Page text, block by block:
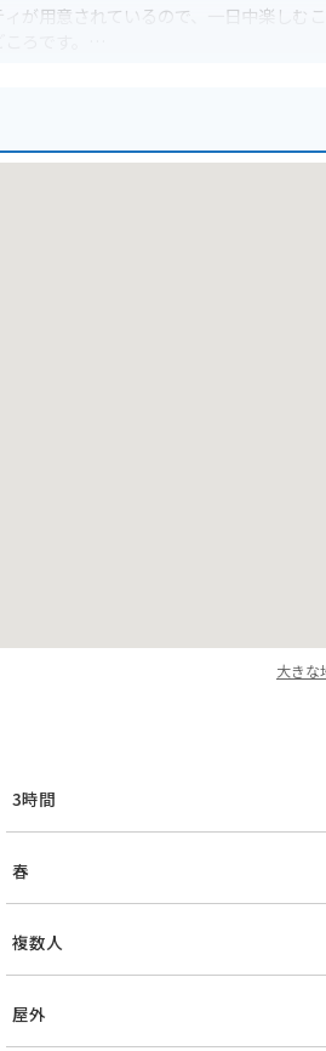
が用意されているので、一日中楽しむ
ろです。
大きな
3時間
春
複数人
屋外